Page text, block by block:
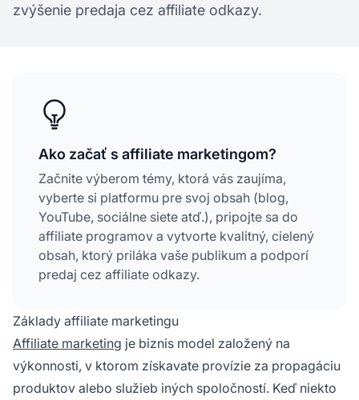
zvýšenie predaja cez affiliate odkazy.
Ako začať s affiliate marketingom?
Začnite výberom témy, ktorá vás zaujíma,
vyberte si platformu pre svoj obsah (blog,
YouTube, sociálne siete atď.), pripojte sa do
affiliate programov a vytvorte kvalitný, cielený
obsah, ktorý priláka vaše publikum a podporí
predaj cez affiliate odkazy.
Základy affiliate marketingu
Affiliate marketing je biznis model založený na
výkonnosti, v ktorom získavate provízie za propagáciu
produktov alebo služieb iných spoločností. Keď niekto